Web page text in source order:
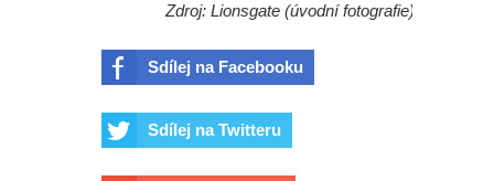
Zdroj: Lionsgate (úvodní fotografie)
Sdílej na Facebooku
Sdílej na Twitteru